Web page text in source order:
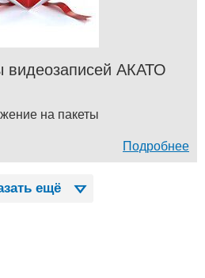
видеозаписей АКАТО
на пакеты
Подробнее
ещё